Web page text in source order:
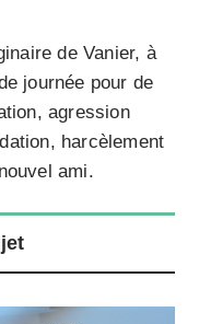
de Vanier, à
journée pour de
agression
harcèlement
ami.